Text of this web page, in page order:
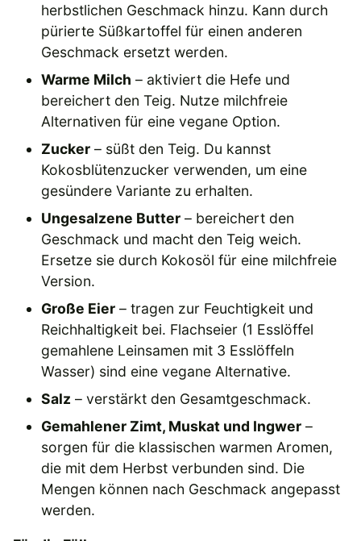
herbstlichen Geschmack hinzu. Kann durch
pürierte Süßkartoffel für einen anderen
Geschmack ersetzt werden.
Warme Milch – aktiviert die Hefe und
bereichert den Teig. Nutze milchfreie
Alternativen für eine vegane Option.
Zucker – süßt den Teig. Du kannst
Kokosblütenzucker verwenden, um eine
gesündere Variante zu erhalten.
Ungesalzene Butter – bereichert den
Geschmack und macht den Teig weich.
Ersetze sie durch Kokosöl für eine milchfreie
Version.
Große Eier – tragen zur Feuchtigkeit und
Reichhaltigkeit bei. Flachseier (1 Esslöffel
gemahlene Leinsamen mit 3 Esslöffeln
Wasser) sind eine vegane Alternative.
Salz – verstärkt den Gesamtgeschmack.
Gemahlener Zimt, Muskat und Ingwer –
sorgen für die klassischen warmen Aromen,
die mit dem Herbst verbunden sind. Die
Mengen können nach Geschmack angepasst
werden.